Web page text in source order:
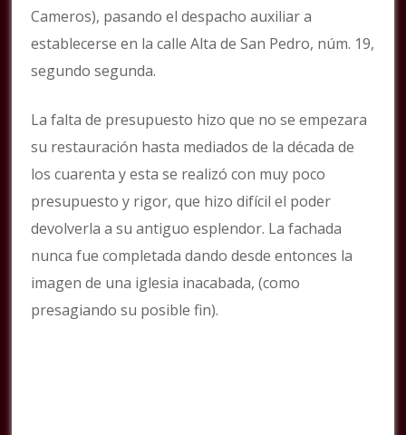
Cameros), pasando el despacho auxiliar a
establecerse en la calle Alta de San Pedro, núm. 19,
segundo segunda.
La falta de presupuesto hizo que no se empezara
su restauración hasta mediados de la década de
los cuarenta y esta se realizó con muy poco
presupuesto y rigor, que hizo difícil el poder
devolverla a su antiguo esplendor. La fachada
nunca fue completada dando desde entonces la
imagen de una iglesia inacabada, (como
presagiando su posible fin).